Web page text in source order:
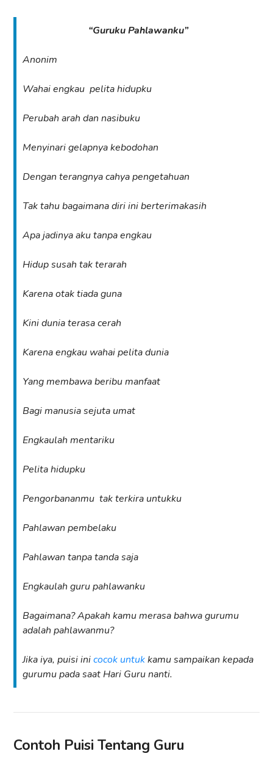
“Guruku Pahlawanku”
Anonim
Wahai engkau pelita hidupku
Perubah arah dan nasibuku
Menyinari gelapnya kebodohan
Dengan terangnya cahya pengetahuan
Tak tahu bagaimana diri ini berterimakasih
Apa jadinya aku tanpa engkau
Hidup susah tak terarah
Karena otak tiada guna
Kini dunia terasa cerah
Karena engkau wahai pelita dunia
Yang membawa beribu manfaat
Bagi manusia sejuta umat
Engkaulah mentariku
Pelita hidupku
Pengorbananmu tak terkira untukku
Pahlawan pembelaku
Pahlawan tanpa tanda saja
Engkaulah guru pahlawanku
Bagaimana? Apakah kamu merasa bahwa gurumu
adalah pahlawanmu?
Jika iya, puisi inicocok untukkamu sampaikan kepada
gurumu pada saat Hari Guru nanti.
Contoh Puisi Tentang Guru